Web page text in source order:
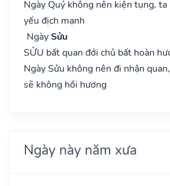
Ngày Quý không nên kiện tụng, ta
yếu địch mạnh
NgàySửu
SỬU bất quan đới chủ bất hoàn
Ngày Sửu không nên đi nhận
sẽ không hồi hương
Ngày này năm xưa